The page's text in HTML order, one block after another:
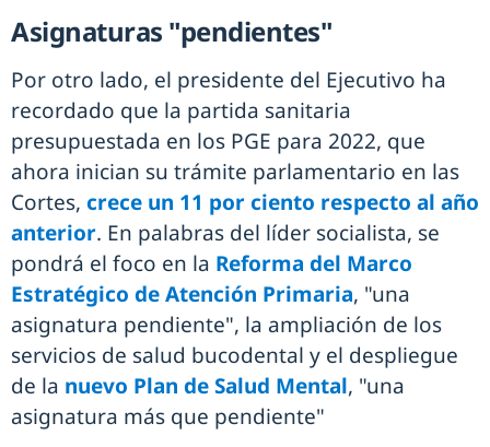
Asignaturas "pendientes"
Por otro lado, el presidente del Ejecutivo ha
recordado que la partida sanitaria
presupuestada en los PGE para 2022, que
ahora inician su trámite parlamentario en las
Cortes, crece un 11 por ciento respecto al año
anterior. En palabras del líder socialista, se
pondrá el foco en la Reforma del Marco
Estratégico de Atención Primaria, "una
asignatura pendiente", la ampliación de los
servicios de salud bucodental y el despliegue
de la nuevo Plan de Salud Mental, "una
asignatura más que pendiente"